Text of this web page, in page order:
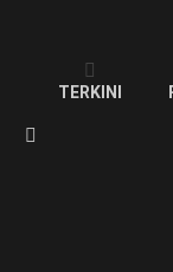
TERKINI